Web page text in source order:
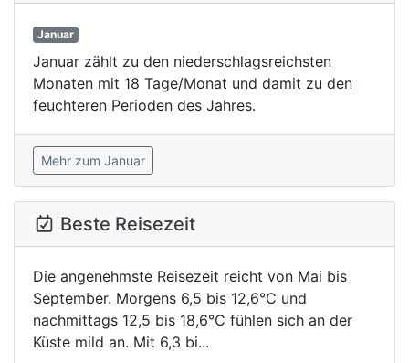
Januar
Januar zählt zu den niederschlagsreichsten
Monaten mit 18 Tage/Monat und damit zu den
feuchteren Perioden des Jahres.
Mehr zum Januar
Beste Reisezeit
Die angenehmste Reisezeit reicht von Mai bis
September. Morgens 6,5 bis 12,6°C und
nachmittags 12,5 bis 18,6°C fühlen sich an der
Küste mild an. Mit 6,3 bi...